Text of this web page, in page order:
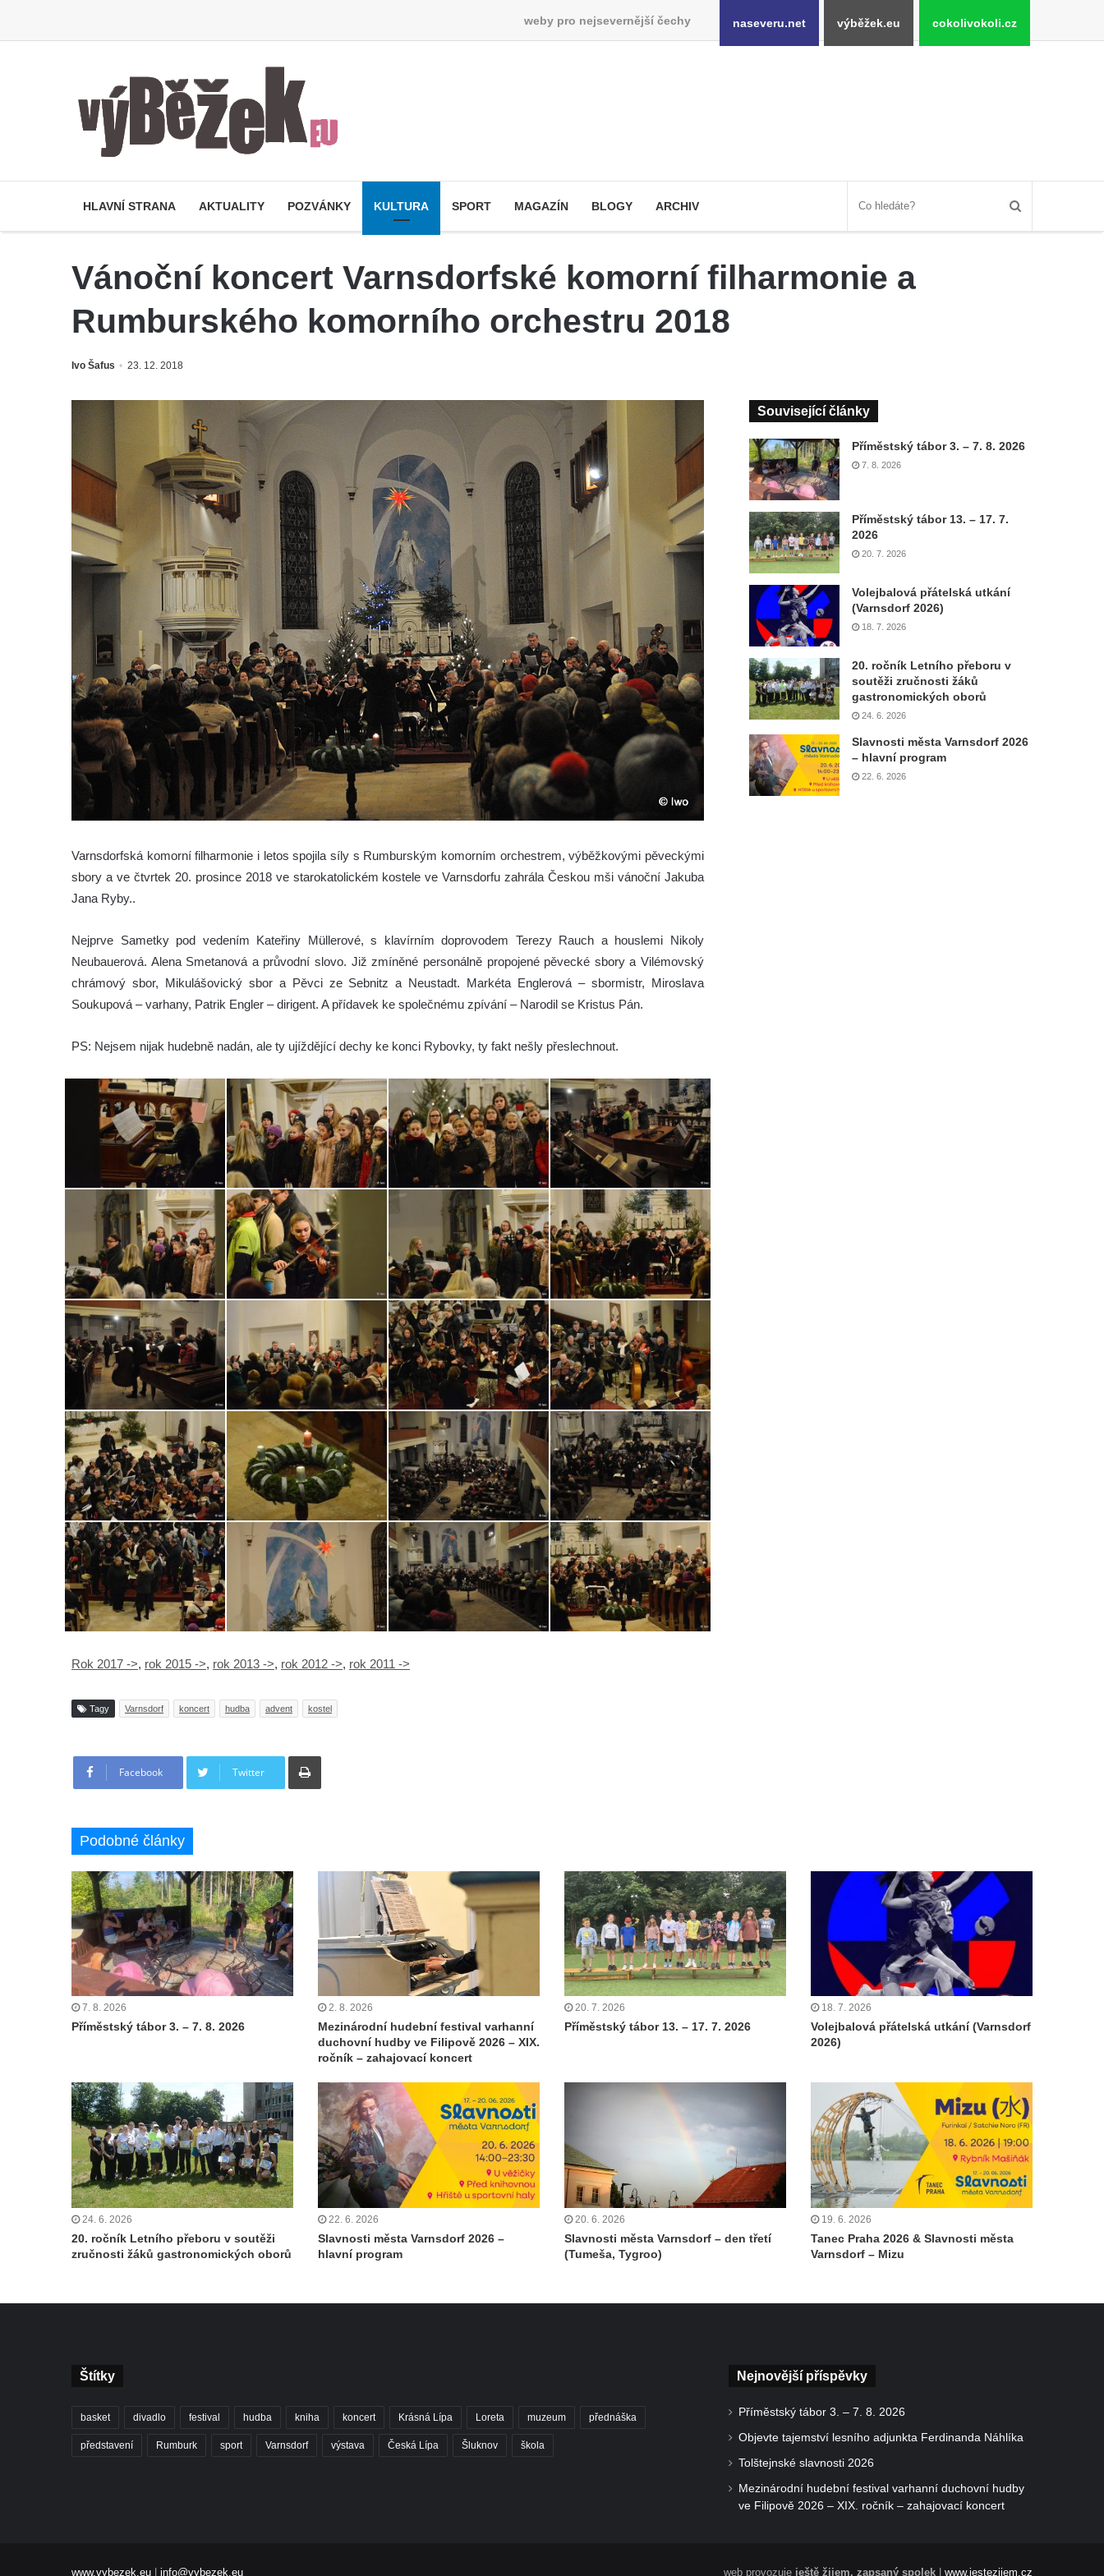
weby pro nejsevernější čechy naseveru.net výběžek.eu cokolivokoli.cz
HLAVNÍ STRANA AKTUALITY POZVÁNKY KULTURA SPORT MAGAZÍN BLOGY ARCHIV
Vánoční koncert Varnsdorfské komorní filharmonie a
Rumburského komorního orchestru 2018
Ivo Šafus 23. 12. 2018
Varnsdorfská komorní filharmonie i letos spojila síly s Rumburským komorním orchestrem, výběžkovými pěveckými
sbory a ve čtvrtek 20. prosince 2018 ve starokatolickém kostele ve Varnsdorfu zahrála Českou mši vánoční Jakuba
Jana Ryby..
Nejprve Sametky pod vedením Kateřiny Müllerové, s klavírním doprovodem Terezy Rauch a houslemi Nikoly
Neubauerová. Alena Smetanová a průvodní slovo. Již zmíněné personálně propojené pěvecké sbory a Vilémovský
chrámový sbor, Mikulášovický sbor a Pěvci ze Sebnitz a Neustadt. Markéta Englerová – sbormistr, Miroslava
Soukupová – varhany, Patrik Engler – dirigent. A přídavek ke společnému zpívání – Narodil se Kristus Pán.
PS: Nejsem nijak hudebně nadán, ale ty ujíždějící dechy ke konci Rybovky, ty fakt nešly přeslechnout.
Rok 2017 ->, rok 2015 ->, rok 2013 ->, rok 2012 ->, rok 2011 ->
Tagy Varnsdorf koncert hudba advent kostel
Facebook Twitter
Tisknout
Související články
Příměstský tábor 3. – 7. 8. 2026
7. 8. 2026
Příměstský tábor 13. – 17. 7.
2026
20. 7. 2026
Volejbalová přátelská utkání
(Varnsdorf 2026)
18. 7. 2026
20. ročník Letního přeboru v
soutěži zručnosti žáků
gastronomických oborů
24. 6. 2026
Slavnosti města Varnsdorf 2026
– hlavní program
22. 6. 2026
Podobné články
7. 8. 2026
Příměstský tábor 3. – 7. 8. 2026
2. 8. 2026
Mezinárodní hudební festival varhanní
duchovní hudby ve Filipově 2026 – XIX.
ročník – zahajovací koncert
20. 7. 2026
Příměstský tábor 13. – 17. 7. 2026
18. 7. 2026
Volejbalová přátelská utkání (Varnsdorf
2026)
24. 6. 2026
20. ročník Letního přeboru v soutěži
zručnosti žáků gastronomických oborů
22. 6. 2026
Slavnosti města Varnsdorf 2026 –
hlavní program
20. 6. 2026
Slavnosti města Varnsdorf – den třetí
(Tumeša, Tygroo)
19. 6. 2026
Tanec Praha 2026 & Slavnosti města
Varnsdorf – Mizu
Štítky
basket divadlo festival hudba kniha koncert Krásná Lípa Loreta muzeum přednáška
představení Rumburk sport Varnsdorf výstava Česká Lípa Šluknov škola
Nejnovější příspěvky
Příměstský tábor 3. – 7. 8. 2026
Objevte tajemství lesního adjunkta Ferdinanda Náhlíka
Tolštejnské slavnosti 2026
Mezinárodní hudební festival varhanní duchovní hudby
ve Filipově 2026 – XIX. ročník – zahajovací koncert
www.vybezek.eu | info@vybezek.eu web provozuje ještě žijem, zapsaný spolek | www.jestezijem.cz